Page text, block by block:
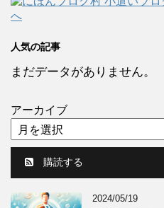
人気の記事
まだデータがありません。
アーカイブ
購読する
2024/05/19